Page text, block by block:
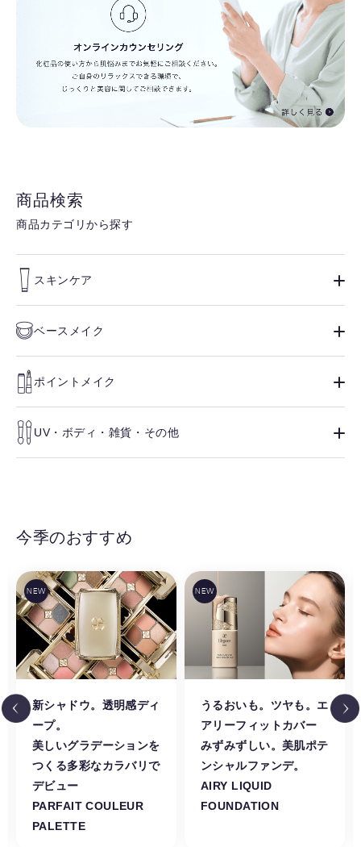
商品検索
商品カテゴリから探す
スキンケア
ベースメイク
ポイントメイク
UV・ボディ・雑貨・その他
今季のおすすめ
新シャドウ。透明感ディ
ープ。
美しいグラデーションを
つくる多彩なカラバリで
デビュー
PARFAIT COULEUR
PALETTE
うるおいも。ツヤも。エ
アリーフィットカバー
みずみずしい。美肌ポテ
ンシャルファンデ。
AIRY LIQUID
FOUNDATION